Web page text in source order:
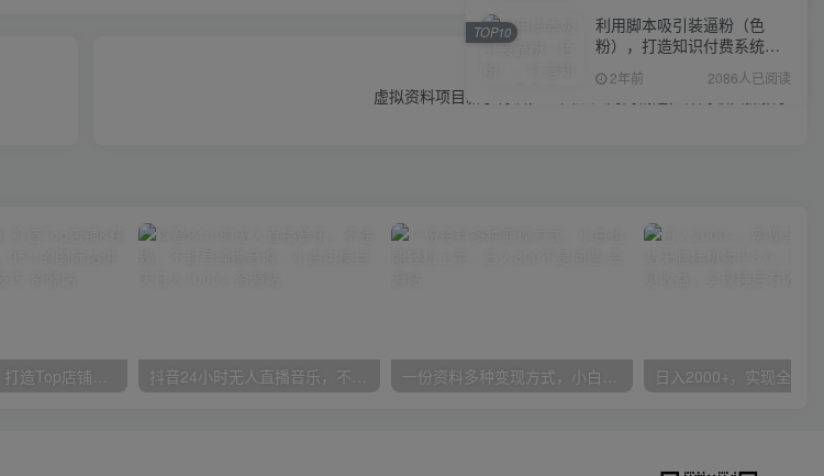
虚拟资料项目新手特训，10天从入门到精通，保姆级实操教学
利用脚本吸引装逼粉（色
粉），打造知识付费系统，
附388元美女写真项目
2年前 2086人已阅读
TOP10